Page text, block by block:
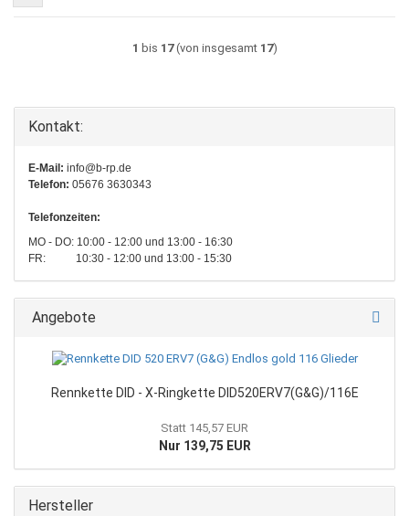
1 bis 17(von insgesamt 17)
Kontakt:
E-Mail: info@b-rp.de
Telefon: 05676 3630343
Telefonzeiten:
MO - DO: 10:00 - 12:00 und 13:00 - 16:30
FR: 10:30 - 12:00 und 13:00 - 15:30
Angebote
Rennkette DID - X-Ringkette DID520ERV7(G&G)/116E
Statt 145,57 EUR
Nur 139,75 EUR
Hersteller